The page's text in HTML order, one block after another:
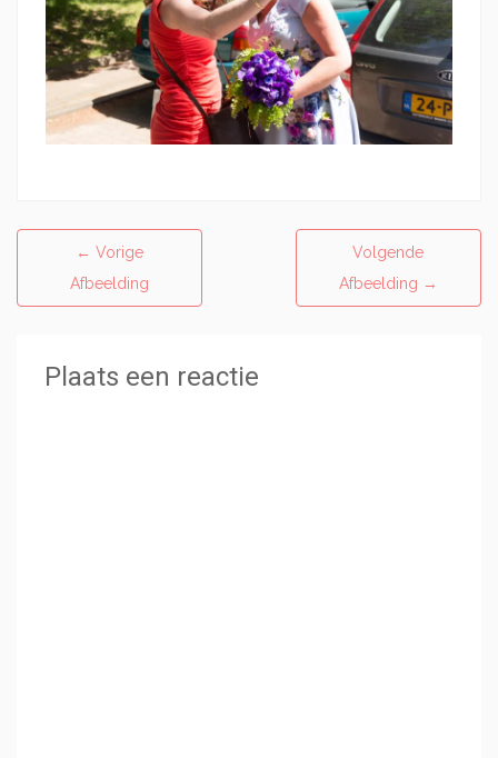
← Vorige
Afbeelding
Volgende
Afbeelding →
Plaats een reactie